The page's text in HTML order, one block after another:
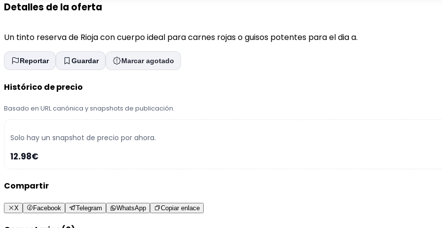
Detalles de la oferta
Un tinto reserva de Rioja con cuerpo ideal para carnes rojas o guisos potentes para el dia a.
Reportar Guardar Marcar agotado
Histórico de precio
Basado en URL canónica y snapshots de publicación.
Solo hay un snapshot de precio por ahora.
12.98€
Compartir
X Facebook Telegram WhatsApp Copiar enlace